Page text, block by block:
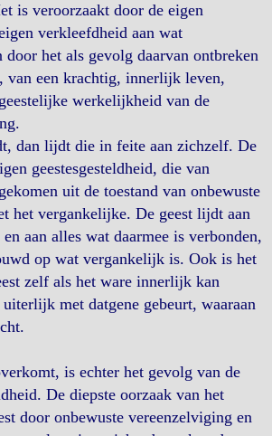
is veroorzaakt door de eigen
verkleefdheid aan wat
het als gevolg daarvan ontbreken
van een krachtig, innerlijk leven,
werkelijkheid van de
dan lijdt die in feite aan zichzelf. De
geestesgesteldheid, die van
uit de toestand van onbewuste
het vergankelijke. De geest lijdt aan
aan alles wat daarmee is verbonden,
op wat vergankelijk is. Ook is het
zelf als het ware innerlijk kan
met datgene gebeurt, waaraan
is echter het gevolg van de
De diepste oorzaak van het
door onbewuste vereenzelviging en